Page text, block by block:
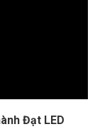
Đạt LED